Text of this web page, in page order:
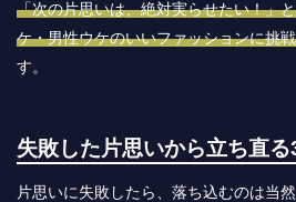
「次の片思いは、絶対実らせたい！」
ケ・男性ウケのいいファッションに挑
す。
失敗した片思いから立ち直
片思いに失敗したら、落ち込むのは当